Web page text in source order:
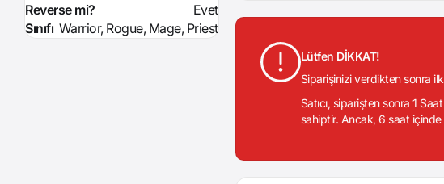
Reverse mi?
Evet
Sınıfı Warrior, Rogue, Mage, Priest
Lütfen DİKKAT!
Siparişinizi verdikten sonra
Satıcı, siparişten sonra 1
sahiptir. Ancak, 6 saat içinde